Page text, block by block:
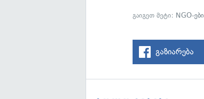
გაიგეთ მეტი: NGO-ები
გაზიარება